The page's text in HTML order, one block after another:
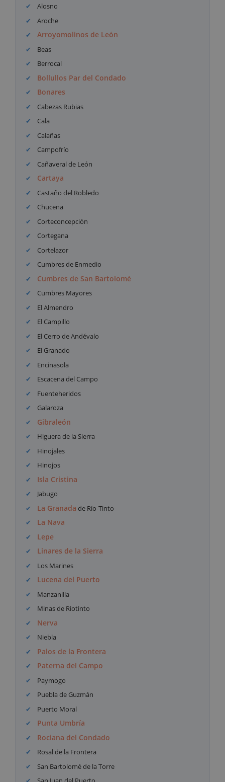
Alosno
Aroche
Arroyomolinos de León
Beas
Berrocal
Bollullos Par del Condado
Bonares
Cabezas Rubias
Cala
Calañas
Campofrío
Cañaveral de León
Cartaya
Castaño del Robledo
Chucena
Corteconcepción
Cortegana
Cortelazor
Cumbres de Enmedio
Cumbres de San Bartolomé
Cumbres Mayores
El Almendro
El Campillo
El Cerro de Andévalo
El Granado
Encinasola
Escacena del Campo
Fuenteheridos
Galaroza
Gibraleón
Higuera de la Sierra
Hinojales
Hinojos
Isla Cristina
Jabugo
La Granada de Río-Tinto
La Nava
Lepe
Linares de la Sierra
Los Marines
Lucena del Puerto
Manzanilla
Minas de Riotinto
Nerva
Niebla
Palos de la Frontera
Paterna del Campo
Paymogo
Puebla de Guzmán
Puerto Moral
Punta Umbría
Rociana del Condado
Rosal de la Frontera
San Bartolomé de la Torre